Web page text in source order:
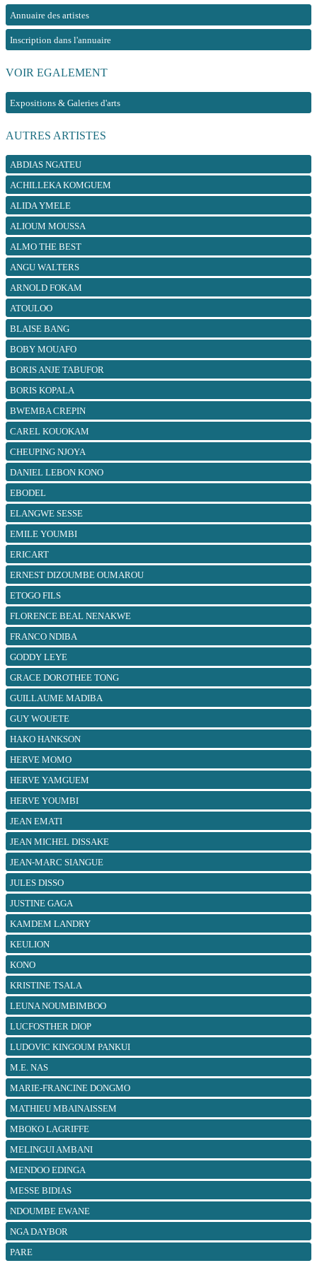
Annuaire des artistes
Inscription dans l'annuaire
VOIR EGALEMENT
Expositions & Galeries d'arts
AUTRES ARTISTES
ABDIAS NGATEU
ACHILLEKA KOMGUEM
ALIDA YMELE
ALIOUM MOUSSA
ALMO THE BEST
ANGU WALTERS
ARNOLD FOKAM
ATOULOO
BLAISE BANG
BOBY MOUAFO
BORIS ANJE TABUFOR
BORIS KOPALA
BWEMBA CREPIN
CAREL KOUOKAM
CHEUPING NJOYA
DANIEL LEBON KONO
EBODEL
ELANGWE SESSE
EMILE YOUMBI
ERICART
ERNEST DIZOUMBE OUMAROU
ETOGO FILS
FLORENCE BEAL NENAKWE
FRANCO NDIBA
GODDY LEYE
GRACE DOROTHEE TONG
GUILLAUME MADIBA
GUY WOUETE
HAKO HANKSON
HERVE MOMO
HERVE YAMGUEM
HERVE YOUMBI
JEAN EMATI
JEAN MICHEL DISSAKE
JEAN-MARC SIANGUE
JULES DISSO
JUSTINE GAGA
KAMDEM LANDRY
KEULION
KONO
KRISTINE TSALA
LEUNA NOUMBIMBOO
LUCFOSTHER DIOP
LUDOVIC KINGOUM PANKUI
M.E. NAS
MARIE-FRANCINE DONGMO
MATHIEU MBAINAISSEM
MBOKO LAGRIFFE
MELINGUI AMBANI
MENDOO EDINGA
MESSE BIDIAS
NDOUMBE EWANE
NGA DAYBOR
PARE